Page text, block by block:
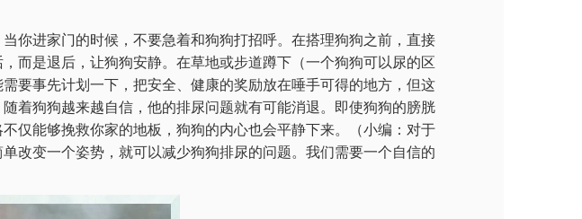
你进家门的时候，不要急着和狗狗打招呼。在搭理狗狗之前，直接
而是退后，让狗狗安静。在草地或步道蹲下（一个狗狗可以尿的区
要事先计划一下，把安全、健康的奖励放在唾手可得的地方，但这
着狗狗越来越自信，他的排尿问题就有可能消退。即使狗狗的膀胱
仅能够挽救你家的地板，狗狗的内心也会平静下来。（小编：对于
改变一个姿势，就可以减少狗狗排尿的问题。我们需要一个自信的